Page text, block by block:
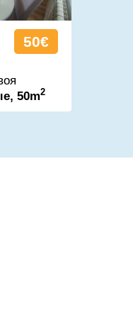
50€
50m2